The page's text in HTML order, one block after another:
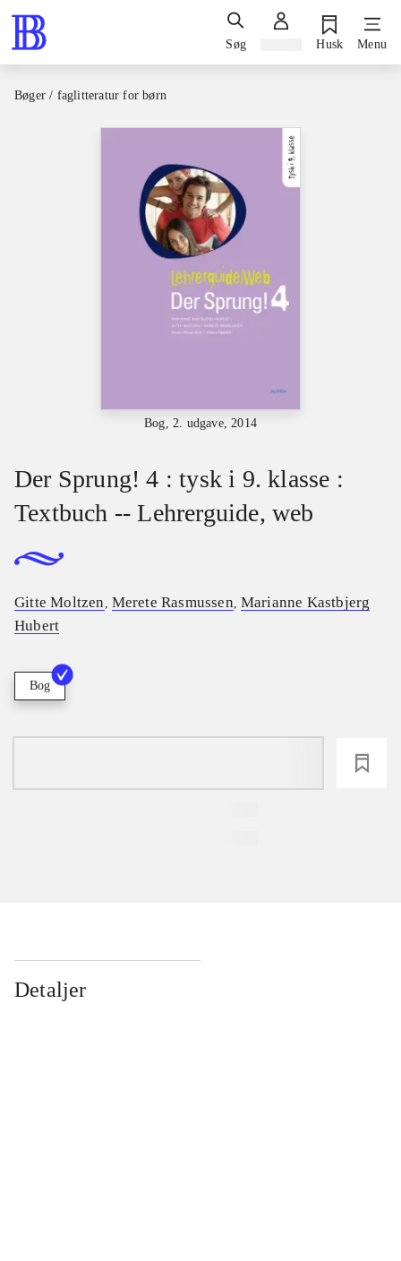
Søg Husk Menu
Bøger / faglitteratur for børn
Bog, 2. udgave, 2014
Der Sprung! 4 : tysk i 9. klasse :
Textbuch -- Lehrerguide, web
Gitte Moltzen Merete Rasmussen Marianne Kastbjerg
Hubert
Bog
Detaljer